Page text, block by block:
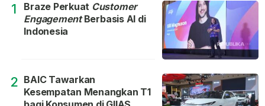
1 Braze Perkuat Customer
EngagementBerbasis AI di
Indonesia
2 BAIC Tawarkan
Kesempatan Menangkan T1